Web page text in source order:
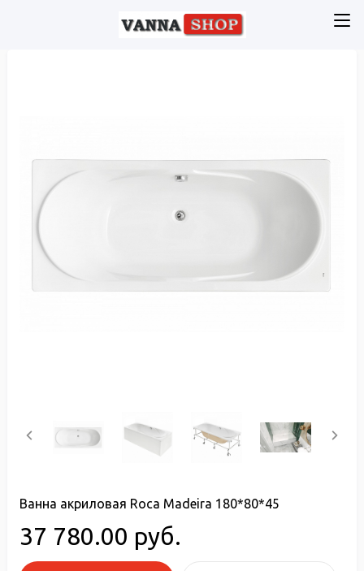
Ванна акриловая Roca Madeira 180*80*45
37 780.00 руб.